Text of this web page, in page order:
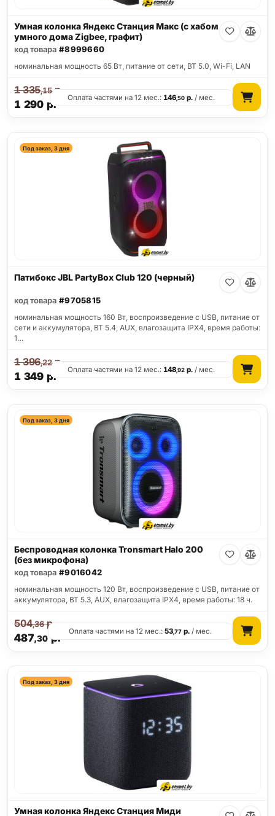
Умная колонка Яндекс Станция Макс (с хабом
умного дома Zigbee, графит)
код товара #8999660
номинальная мощность 65 Вт, питание от сети, BT 5.0, Wi-Fi, LAN
1 290 р.
1 335,15р.
Оплата частями на 12 мес.:146,50 р. / мес.
Под заказ, 3 дня
Патибокс JBL PartyBox Club 120 (черный)
код товара #9705815
номинальная мощность 160 Вт, воспроизведение с USB, питание от
сети и аккумулятора, BT 5.4, AUX, влагозащита IPX4, время работы:
1…
1 349 р.
1 396,22р.
Оплата частями на 12 мес.:148,92 р. / мес.
Под заказ, 3 дня
Беспроводная колонка Tronsmart Halo 200
(без микрофона)
код товара #9016042
номинальная мощность 120 Вт, воспроизведение с USB, питание от
аккумулятора, BT 5.3, AUX, влагозащита IPX4, время работы: 18 ч.
487,30р.
504,36р.
Оплата частями на 12 мес.:53,77 р. / мес.
Под заказ, 3 дня
Умная колонка Яндекс Станция Миди